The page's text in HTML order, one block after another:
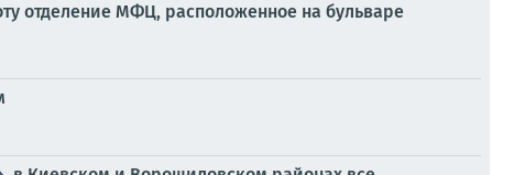
отделение МФЦ, расположенное на бульваре